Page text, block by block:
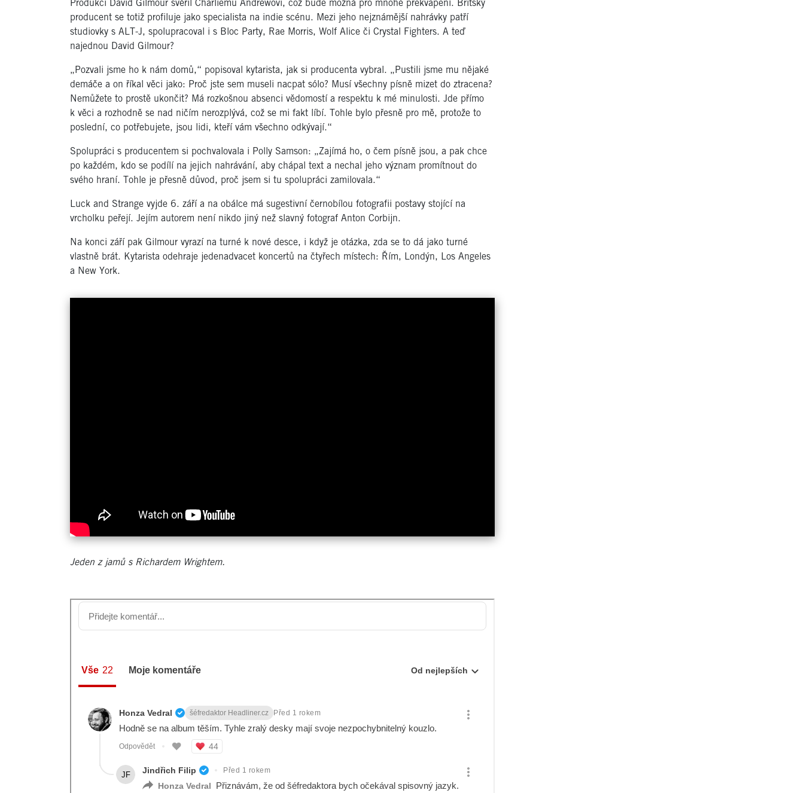
Produkci David Gilmour svěřil Charliemu Andrewovi, což bude možná pro mnohé překvapení. Britský
producent se totiž profiluje jako specialista na indie scénu. Mezi jeho nejznámější nahrávky patří
studiovky s ALT-J, spolupracoval i s Bloc Party, Rae Morris, Wolf Alice či Crystal Fighters. A teď
najednou
David Gilmour?
„Pozvali jsme ho k nám domů,“ popisoval kytarista, jak si producenta vybral. „Pustili jsme mu nějaké
demáče a on říkal věci jako: Proč jste sem museli nacpat sólo? Musí všechny písně mizet do ztracena?
Nemůžete to prostě ukončit? Má rozkošnou absenci vědomostí a respektu k mé minulosti. Jde přímo
k věci a rozhodně se nad ničím nerozplývá, což se mi fakt líbí. Tohle bylo přesně pro mě, protože to
poslední, co potřebujete, jsou lidi, kteří vám všechno odkývají.“
Spolupráci s producentem si pochvalovala i Polly Samson: „Zajímá ho, o čem písně jsou, a pak chce
po každém, kdo se podílí na jejich nahrávání, aby chápal text a nechal jeho význam promítnout do
svého hraní. Tohle je přesně důvod, proč jsem si tu spolupráci zamilovala.“
Luck and Strange vyjde 6. září a na obálce má sugestivní černobílou fotografii postavy stojící na
vrcholku peřejí. Jejím autorem není nikdo jiný než slavný fotograf Anton Corbijn.
Na konci září pak Gilmour vyrazí na turné k nové desce, i když je otázka, zda se to dá jako turné
vlastně brát. Kytarista odehraje jedenadvacet koncertů na čtyřech místech: Řím, Londýn, Los Angeles
a New York.
Jeden z jamů s Richardem Wrightem.